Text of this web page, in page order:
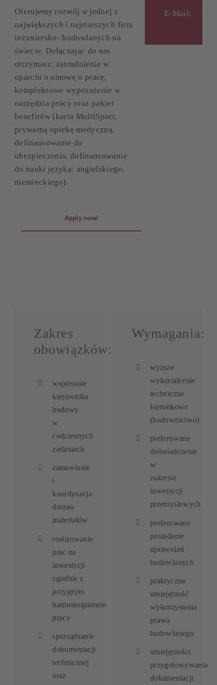
Oferujemy rozwój w jednej z
największych i najstarszych firm
inżyniersko- budowlanych na
świecie. Dołączając do nas
otrzymasz: zatrudnienie w
oparciu o umowę o pracę,
kompleksowe wyposażenie w
narzędzia pracy oraz pakiet
benefitów (karta MultiSport,
prywatną opiekę medyczną,
dofinansowanie do
ubezpieczenia, dofinansowanie
do nauki języka: angielskiego,
niemieckiego).
Apply now!
E-Mail:
Zakres
obowiązków:
wspieranie
kierownika
budowy
w
codziennych
zadaniach
zamawianie
i
koordynacja
dostaw
materiałów
realizowanie
prac na
inwestycji
zgodnie z
przyjętym
harmonogramem
pracy
sporządzanie
dokumentacji
technicznej
oraz
Wymagania:
wyższe
wykształcenie
techniczne
kierunkowe
(budownictwo)
preferowane
doświadczenie
w
zakresie
inwestycji
przemysłowych
preferowane
posiadanie
uprawnień
budowlanych
praktyczna
umiejętność
wykorzystania
prawa
budowlanego
umiejętności
przygotowywania
dokumentacji